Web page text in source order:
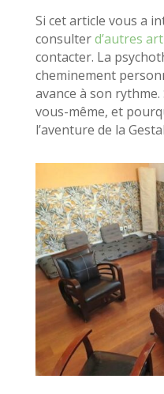
Si cet article vous a
consulterd’autres
contacter. La
cheminement
avance à son
vous-même, et
l’aventure de la